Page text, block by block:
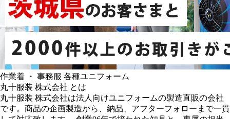
作業着 ・ 事務服 各種ユニフォーム
丸十服装 株式会社 とは
丸十服装 株式会社は法人向けユニフォームの製造直販の会社
です。商品の企画製造から、納品、アフターフォローまで一貫